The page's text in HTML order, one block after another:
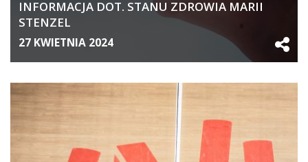
INFORMACJA DOT. STANU ZDROWIA MARII
STENZEL
27 KWIETNIA 2024